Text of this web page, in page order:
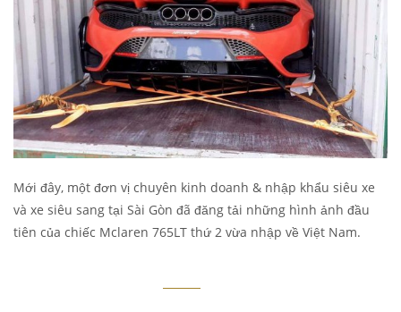
Mới đây, một đơn vị chuyên kinh doanh & nhập khẩu siêu xe
và xe siêu sang tại Sài Gòn đã đăng tải những hình ảnh đầu
tiên của chiếc Mclaren 765LT thứ 2 vừa nhập về Việt Nam.